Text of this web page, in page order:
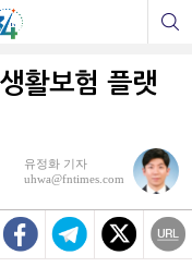
활보험 플랫
유정화 기자
uhwa@fntimes.com